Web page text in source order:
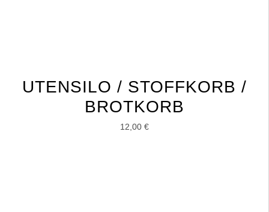
UTENSILO / STOFFKORB /
BROTKORB
12,00 €